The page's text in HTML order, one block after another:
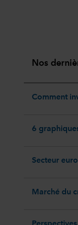
Nos
Comment
6
Secteur
Marché du